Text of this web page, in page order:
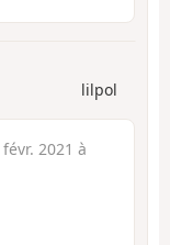
lilpol
févr. 2021 à